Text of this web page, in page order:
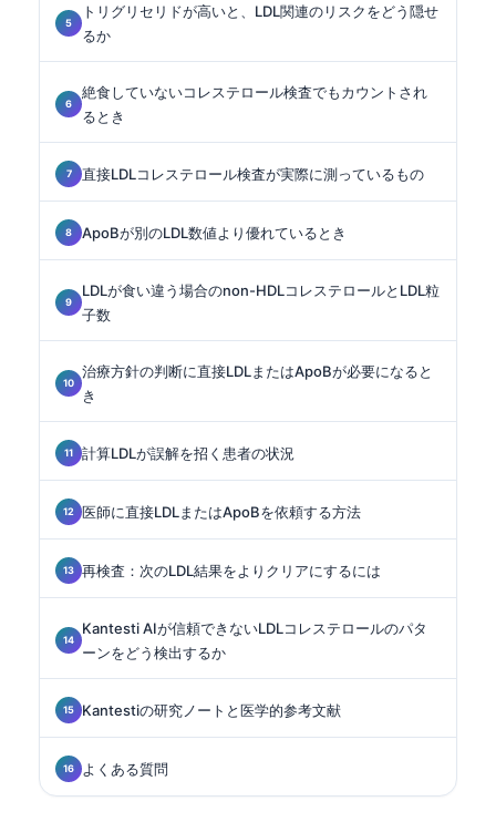
トリグリセリドが高いと、LDL関連のリスクをどう隠せ
るか
絶食していないコレステロール検査でもカウントされ
るとき
直接LDLコレステロール検査が実際に測っているもの
ApoBが別のLDL数値より優れているとき
LDLが食い違う場合のnon-HDLコレステロールとLDL粒
子数
治療方針の判断に直接LDLまたはApoBが必要になると
き
計算LDLが誤解を招く患者の状況
医師に直接LDLまたはApoBを依頼する方法
再検査：次のLDL結果をよりクリアにするには
Kantesti AIが信頼できないLDLコレステロールのパタ
ーンをどう検出するか
Kantestiの研究ノートと医学的参考文献
よくある質問